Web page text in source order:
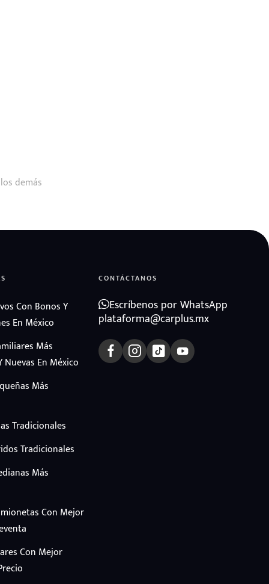
demás
Con Bonos Y
En México
Más
Nuevas En México
Más
Tradicionales
Tradicionales
Más
Con Mejor
Con Mejor
CONTÁCTANOS
Escríbenos por WhatsApp
plataforma@carplus.mx